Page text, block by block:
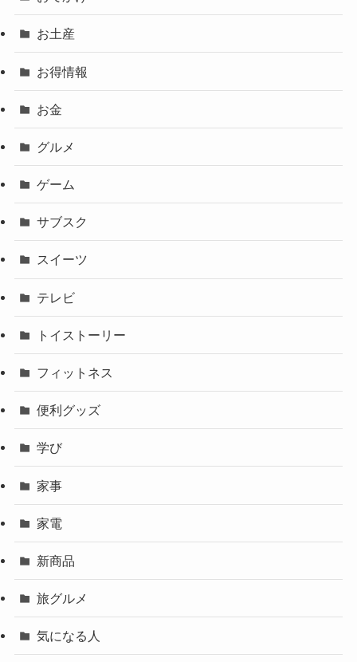
お土産
お得情報
お金
グルメ
ゲーム
サブスク
スイーツ
テレビ
トイストーリー
フィットネス
便利グッズ
学び
家事
家電
新商品
旅グルメ
気になる人